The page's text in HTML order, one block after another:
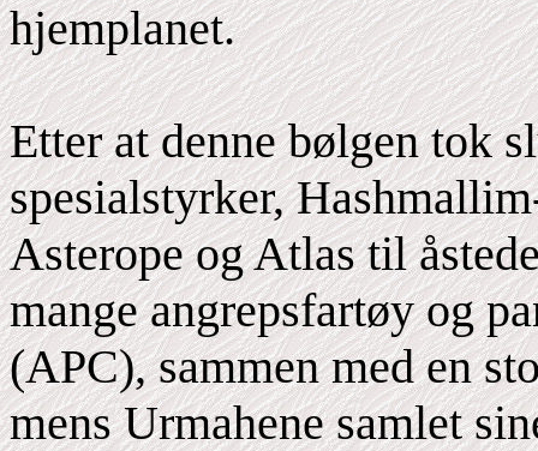
hjemplanet.
Etter at denne bølgen tok
spesialstyrker,
Asterope og Atlas til
mange angrepsfartøy og
(APC), sammen med en
mens Urmahene samlet